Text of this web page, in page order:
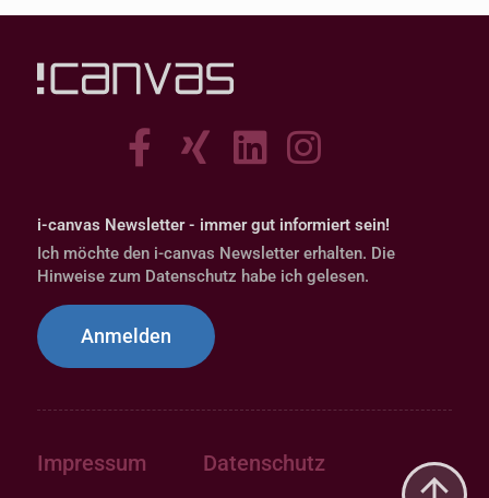
i-canvas Newsletter - immer gut informiert sein!
Ich möchte den i-canvas Newsletter erhalten. Die
Hinweise zum Datenschutz habe ich gelesen.
Anmelden
Impressum Datenschutz